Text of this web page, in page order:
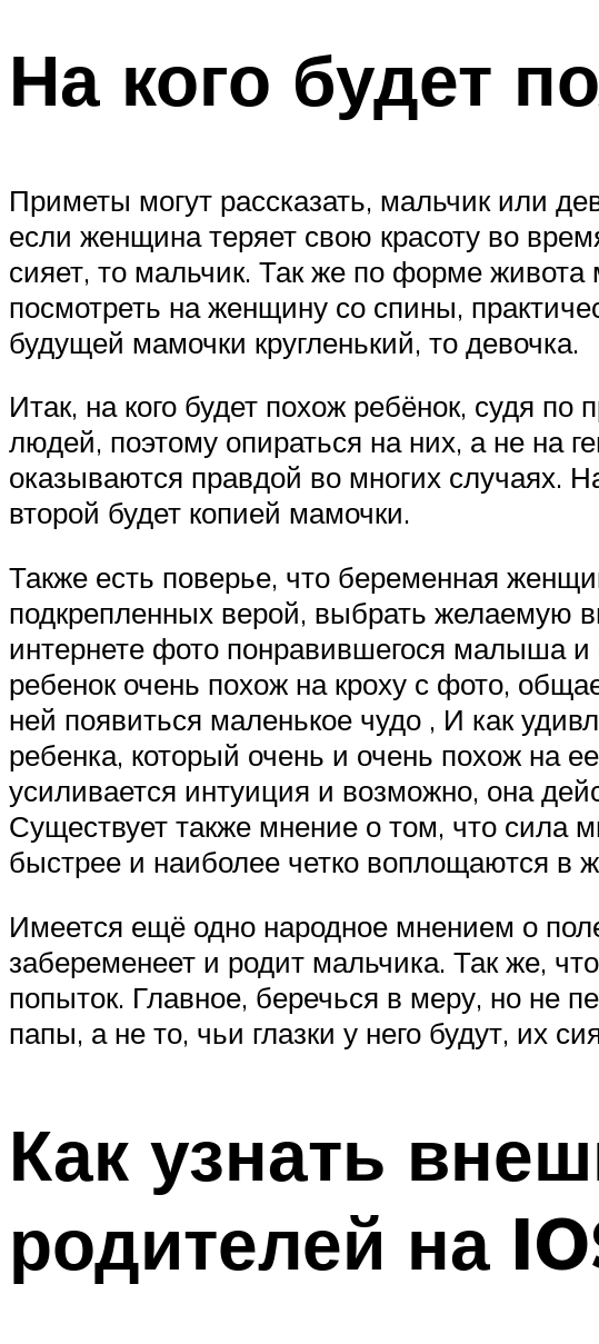
На кого будет
Приметы могут рассказать, мальчик или
если женщина теряет свою красоту во
сияет, то мальчик. Так же по форме
посмотреть на женщину со спины,
будущей мамочки кругленький, то девочка.
Итак, на кого будет похож ребёнок, судя
людей, поэтому опираться на них, а не на
оказываются правдой во многих случаях.
второй будет копией мамочки.
Также есть поверье, что беременная
подкрепленных верой, выбрать желаемую
интернете фото понравившегося малыша и
ребенок очень похож на кроху с фото,
ней появиться маленькое чудо , И как
ребенка, который очень и очень похож на
усиливается интуиция и возможно, она
Существует также мнение о том, что
быстрее и наиболее четко воплощаются в
Имеется ещё одно народное мнением о
забеременеет и родит мальчика. Так же,
попыток. Главное, беречься в меру, но не
папы, а не то, чьи глазки у него будут, их
Как узнать
родителей на